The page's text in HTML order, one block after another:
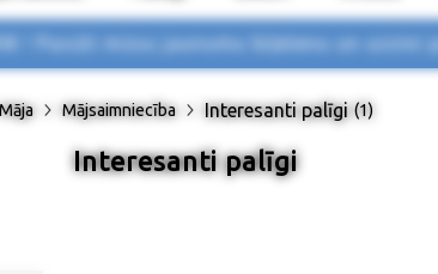
! Pasūti mūsu jaunumu biļetenu un
Māja Mājsaimniecība Interesanti palīgi (1)
Interesanti palīgi